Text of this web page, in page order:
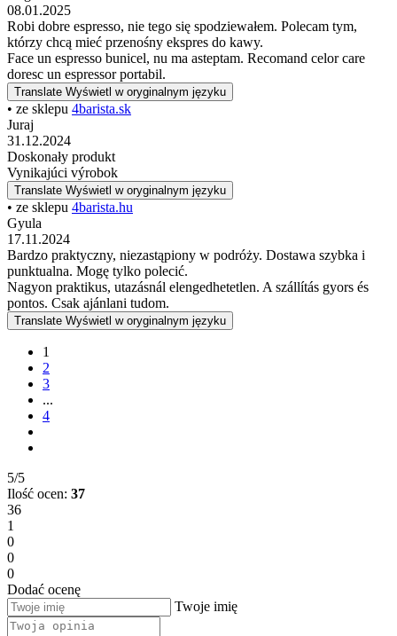
08.01.2025
Robi dobre espresso, nie tego się spodziewałem. Polecam tym,
którzy chcą mieć przenośny ekspres do kawy.
Face un espresso bunicel, nu ma asteptam. Recomand celor care
doresc un espressor portabil.
Translate Wyświetl w oryginalnym języku
• ze sklepu 4barista.sk
Juraj
31.12.2024
Doskonały produkt
Vynikajúci výrobok
Translate Wyświetl w oryginalnym języku
• ze sklepu 4barista.hu
Gyula
17.11.2024
Bardzo praktyczny, niezastąpiony w podróży. Dostawa szybka i
punktualna. Mogę tylko polecić.
Nagyon praktikus, utazásnál elengedhetetlen. A szállítás gyors és
pontos. Csak ajánlani tudom.
Translate Wyświetl w oryginalnym języku
1
2
3
...
4
5/5
Ilość ocen: 37
36
1
0
0
0
Dodać ocenę
Twoje imię